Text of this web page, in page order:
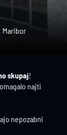
Maribor
skupaj!
najti
nepozabni